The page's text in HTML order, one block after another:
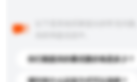
你们能提供的最优惠价格是多少？